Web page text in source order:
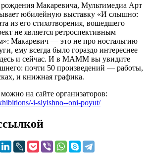
рождения Макаревича, Мультимедиа Арт
юбилейную выставку «И слышно:
из его стихотворения, вошедшего
не является ретроспективным
Макаревич — это не про ностальгию
ему всегда было гораздо интереснее
и сейчас. И в МАММ вы увидите
почти 50 произведений — работы,
и книжная графика.
на сайте организаторов:
i-slyishno--oni-poyut/